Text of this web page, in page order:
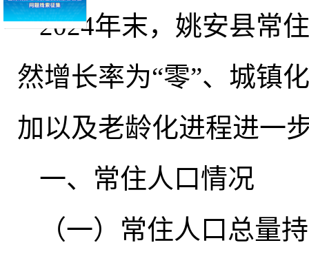
2024年末， 姚安县常
然增长率为“零”、城镇
加以及老龄化进程进一
一、常住人口情况
（一）常住人口总量